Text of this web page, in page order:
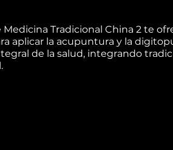
Medicina Tradicional China 2 te
aplicar la acupuntura y la
de la salud, integrando